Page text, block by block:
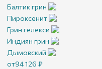
Балтик грин
Пироксенит
Грин гелекси
Индиян грин
Дымовский
от94 126 ₽